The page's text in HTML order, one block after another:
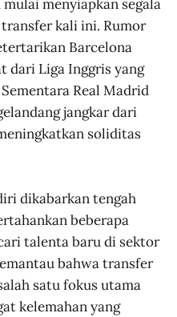
menyiapkan segala
kali ini. Rumor
Barcelona
dari Liga Inggris yang
Real Madrid
jangkar dari
soliditas
dikabarkan tengah
beberapa
talenta baru di sektor
bahwa transfer
satu fokus utama
kelemahan yang